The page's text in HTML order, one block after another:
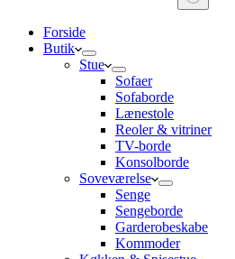
resultaterForside
Butik
Stue
Sofaer
Sofaborde
Lænestole
Reoler & vitriner
TV-borde
Konsolborde
Soveværelse
Senge
Sengeborde
Garderobeskabe
Kommoder